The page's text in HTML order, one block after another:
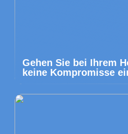
Gehen Sie bei Ihrem
keine Kompromisse